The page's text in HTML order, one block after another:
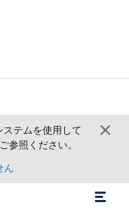
テムを使用して
参照ください。
ん